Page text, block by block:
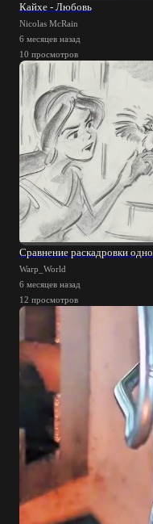
Кайхе - Любовь
Nicolas McRain
6 месяцев назад
10 просмотров
Warp_World
6 месяцев назад
12 просмотров